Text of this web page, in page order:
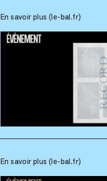
En savoir plus (le-bal.fr)
En savoir plus (le-bal.fr)